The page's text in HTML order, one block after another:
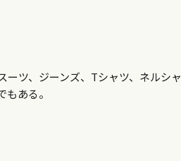
ーツ、ジーンズ、Tシャツ、ネルシ
ある。